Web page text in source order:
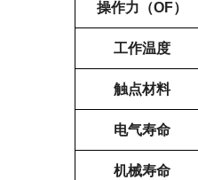
操作力（OF）
工作温度
触点材料
电气寿命
机械寿命